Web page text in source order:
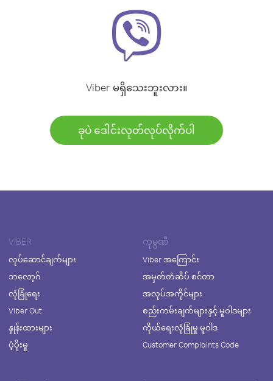
Viber မရှိသေးဘူးလား။
ခုပဲ ဒေါင်းလုတ်လုပ်လိုက်ပါ
VIBER
လုပ်ဆောင်ချက်များ
ဘလော့ဂ်
လုံခြုံရေး
Viber Out
နှုန်းထားများ
ပံ့ပိုးမှု
ကုမ္ပဏီ
Viber အကြောင်း
အမှတ်တံဆိပ် စင်တာ
အလုပ်အကိုင်များ
စည်းကမ်းချက်များနှင့် မူဝါဒများ
ကိုယ်ရေးလုံခြုံမှု မူဝါဒ
Customer Complaints Code